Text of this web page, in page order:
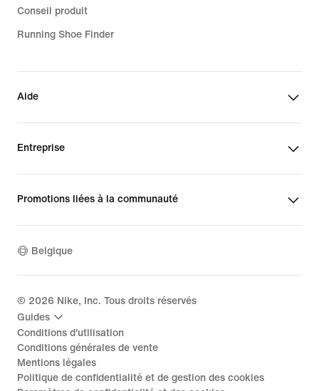
Conseil produit
Running Shoe Finder
Aide
Entreprise
Promotions liées à la communauté
Belgique
© 2026 Nike, Inc. Tous droits réservés
Guides
Conditions d'utilisation
Conditions générales de vente
Mentions légales
Politique de confidentialité et de gestion des cookies